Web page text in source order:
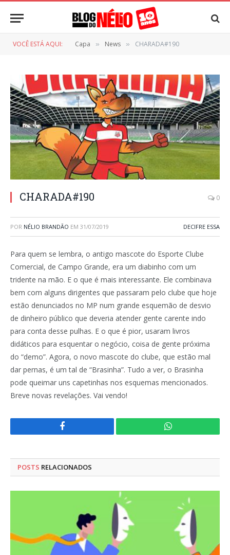
VOCÊ ESTÁ AQUI: Capa » News » CHARADA#190
CHARADA#190 0
POR NÉLIO BRANDÃO EM 31/07/2019 DECIFRE ESSA
Para quem se lembra, o antigo mascote do Esporte Clube
Comercial, de Campo Grande, era um diabinho com um
tridente na mão. E o que é mais interessante. Ele combinava
bem com alguns dirigentes que passaram pelo clube que hoje
estão denunciados no MP num grande esquemão de desvio
de dinheiro público que deveria atender gente carente indo
para conta desse pulhas. E o que é pior, usaram livros
didáticos para esquentar o negócio, coisa de gente próxima
do “demo”. Agora, o novo mascote do clube, que estão mal
dar pernas, é um tal de “Brasinha”. Tudo a ver, o Brasinha
pode queimar uns capetinhas nos esquemas mencionados.
Breve novas revelações. Vai vendo!
Facebook WhatsApp
POSTS RELACIONADOS